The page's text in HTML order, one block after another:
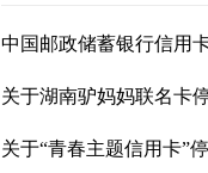
中国邮政储蓄银行信用
关于湖南驴妈妈联名卡
关于“青春主题信用卡”